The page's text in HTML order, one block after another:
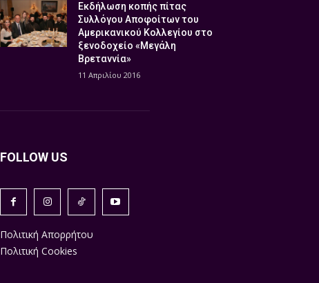
Εκδήλωση κοπής πίτας
Συλλόγου Αποφοίτων του
Αμερικανικού Κολλεγίου στο
ξενοδοχείο «Μεγάλη
Βρεταννία»
11 Απριλίου 2016
FOLLOW US
Πολιτική Απορρήτου
Πολιτική Cookies